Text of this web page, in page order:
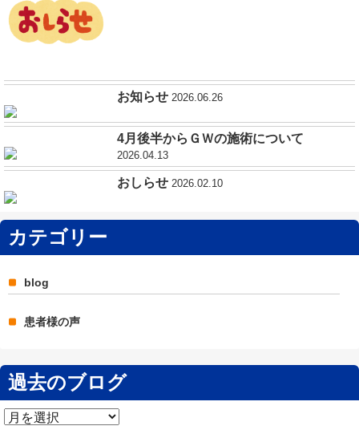
お知らせ 2026.06.26
4月後半からＧＷの施術について
2026.04.13
おしらせ 2026.02.10
カテゴリー
blog
患者様の声
過去のブログ
過